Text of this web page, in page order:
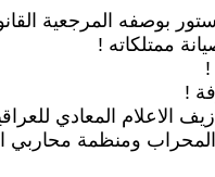
ومنظمة محاربي